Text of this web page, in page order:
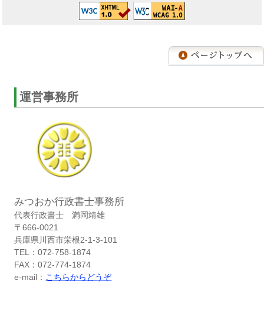
運営事務所
みつおか行政書士事務所
代表行政書士 満岡靖雄
〒666-0021
兵庫県川西市栄根2-1-3-101
TEL：072-758-1874
FAX：072-774-1874
e-mail： こちらからどうぞ